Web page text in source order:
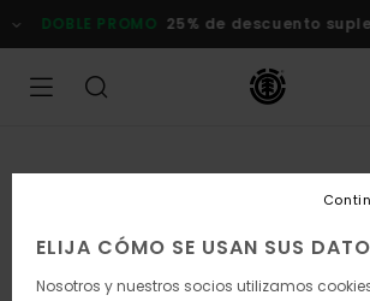
la
DOBLE PROMO 25% de descuento
ELIJA CÓMO SE USAN SUS
Nosotros y nuestros socios utilizamos